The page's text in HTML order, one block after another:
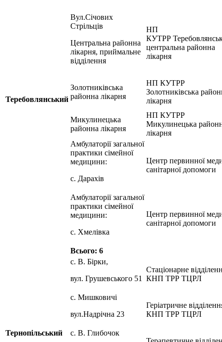
Теребовлянський
Вул.Січових
Стрільців
Центральна районна
лікарня, приймальне
відділення
НП
КУТРР
центральна районна
лікарня
Золотниківська
районна лікарня
НП КУТРР
Золотниківська
лікарня
Микулинецька
районна лікарня
НП КУТРР
Микулинецька
лікарня
Амбулаторії загальної
практики сімейної
медицини:
с. Дарахів
Центр первинної
санітарної допомоги
Амбулаторії загальної
практики сімейної
медицини:
с. Хмелівка
Центр первинної
санітарної допомоги
Всього: 6
Тернопільський
с. В. Бірки,
вул. Грушевського 51
Стаціонарне
КНП ТРР ТЦРЛ
с. Мишковичі
вул.Надрічна 23
Геріатричне
КНП ТРР ТЦРЛ
с. В. Глибочок